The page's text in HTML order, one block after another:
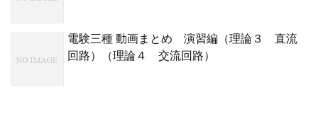
電験三種 動画まとめ 演習編（理論３ 直流
回路）（理論４ 交流回路）